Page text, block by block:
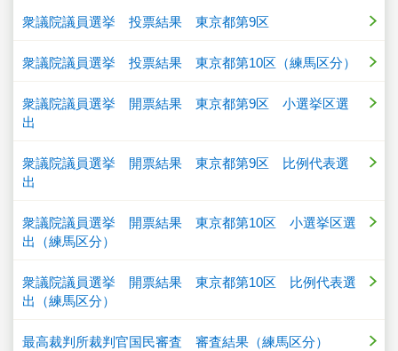
衆議院議員選挙 投票結果 東京都第9区
衆議院議員選挙 投票結果 東京都第10区（練馬区分）
衆議院議員選挙 開票結果 東京都第9区 小選挙区選
出
衆議院議員選挙 開票結果 東京都第9区 比例代表選
出
衆議院議員選挙 開票結果 東京都第10区 小選挙区選
出（練馬区分）
衆議院議員選挙 開票結果 東京都第10区 比例代表選
出（練馬区分）
最高裁判所裁判官国民審査 審査結果（練馬区分）